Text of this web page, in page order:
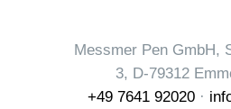
Messmer Pen GmbH,
3, D-79312
+49 7641 92020·